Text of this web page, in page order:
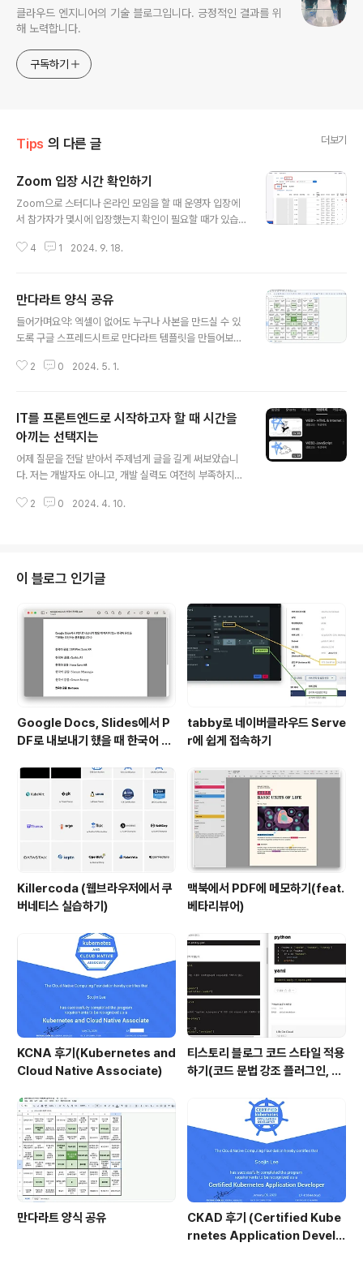
클라우드 엔지니어의 기술 블로그입니다. 긍정적인 결과를 위
해 노력합니다.
구독하기
Tips 의 다른 글 더보기
Zoom 입장 시간 확인하기
Zoom으로 스터디나 온라인 모임을 할 때 운영자 입장에
서 참가자가 몇시에 입장했는지 확인이 필요할 때가 있습
차감하기 등등) 줌 회의 호스트의 관리자 메뉴에서 누가 몇
06web.zoom.us/account/report/user#/ 2. 회의
목록에서 확인하고자 하는 회의에 참가자 수를 클릭합니
다. 3. '참가 시간' 열에서 사용자가 회의에 입장한 시각을
되지 않는 대신 사용자 이름(Display Name)으로 구별이
4 1 2024. 9. 18.
만다라트 양식 공유
들어가며요약: 엑셀이 없어도 누구나 사본을 만드실 수 있
도록 구글 스프레드시트로 만다라트 템플릿을 만들어보았
핵심 목표를 이루기 위해서 어떤 하위 목표와 행동이 수반
고하세요 :) 만다라트 템플릿 사용방법1. 템플릿 링크로
접속 후, 마음의 드는 색깔을 고릅니다.현재 빨간색, 노란
색, 초록색, 하늘색, 파랑색, 핑크색, 보라색 만다라트 탭을
만들어두었습니다. [공유용]만다라트 made by 라온클사
용 예시 감사일기 쓰기,가까운 거리는 걸어서 가기,12시
전에 잠들기,1주 1포스팅,기술문서 한장 읽고 퇴근하기,공
2 0 2024. 5. 1.
IT를 프론트엔드로 시작하고자 할 때 시간을
아끼는 선택지는
어제 질문을 전달 받아서 주제넘게 글을 길게 써보았습니
다. 저는 개발자도 아니고, 개발 실력도 여전히 부족하지만
기에 주제넘지만 경험담을 포함하여 아래와 같이 답변을
끝까지 따라하며 실습해보는 것을 권합니다. 1. 바로 부트
캠프/국비학원 들어가는 것은 권장하지 않습니다. 불필요
한 이동시간 많이 들고요. 개발, 특히 프론트 관련 교육 리
소스는 인터넷에 많기 때문에 이미 어느정도 잘하는 동기
들이 많을텐데 문의주신 분의 성향or나이에 따라 이게 매
우 부정적으로 작용(열등감)..
2 0 2024. 4. 10.
이 블로그 인기글
Google Docs, Slides에서 P
DF로 내보내기 했을 때 한국어 글
tabby로 네이버클라우드 Serve
r에 쉽게 접속하기
Killercoda (웹브라우저에서 쿠
버네티스 실습하기)
맥북에서 PDF에 메모하기(feat.
베타리뷰어)
KCNA 후기(Kubernetes and
Cloud Native Associate)
티스토리 블로그 코드 스타일 적용
하기(코드 문법 강조 플러그인, hi
만다라트 양식 공유
CKAD 후기 (Certified Kube
rnetes Application Develo